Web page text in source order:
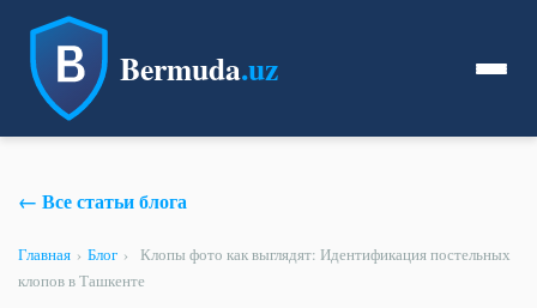
Bermuda.uz
← Все статьи блога
Главная › Блог ›
Клопы фото как выглядят: Идентификация постельных
клопов в Ташкенте